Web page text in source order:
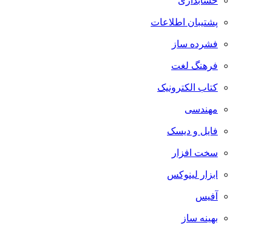
پشتیبان اطلاعات
فشرده ساز
فرهنگ لغت
کتاب الکترونیک
مهندسی
فایل و دیسک
سخت افزار
ابزار لینوکس
آفیس
بهینه ساز